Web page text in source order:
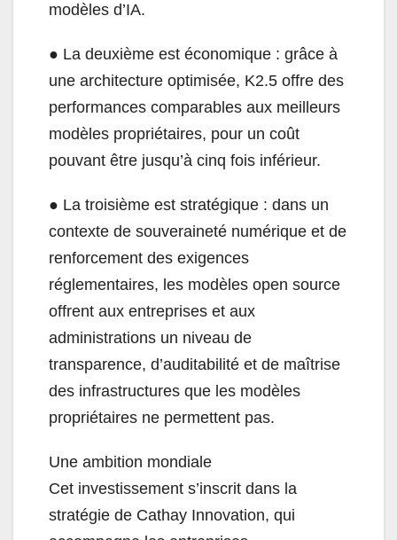
modèles d’IA.
● La deuxième est économique : grâce à
une architecture optimisée, K2.5 offre des
performances comparables aux meilleurs
modèles propriétaires, pour un coût
pouvant être jusqu’à cinq fois inférieur.
● La troisième est stratégique : dans un
contexte de souveraineté numérique et de
renforcement des exigences
réglementaires, les modèles open source
offrent aux entreprises et aux
administrations un niveau de
transparence, d’auditabilité et de maîtrise
des infrastructures que les modèles
propriétaires ne permettent pas.
Une ambition mondiale
Cet investissement s’inscrit dans la
stratégie de Cathay Innovation, qui